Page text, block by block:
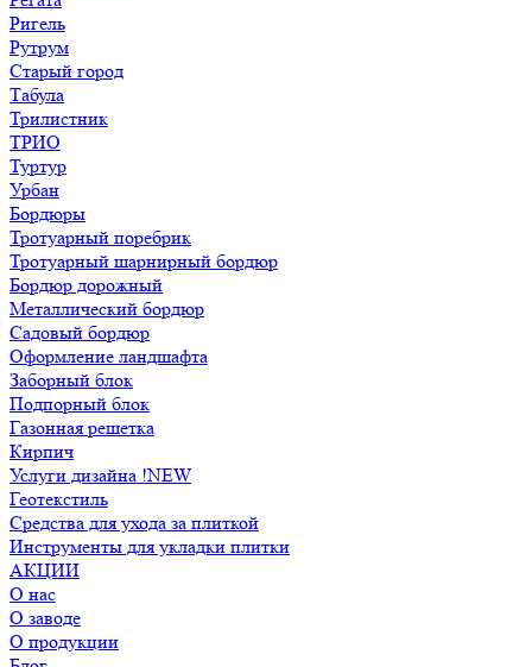
Ригель
Рутрум
Старый город
Табула
Трилистник
ТРИО
Туртур
Урбан
Бордюры
Тротуарный поребрик
Тротуарный шарнирный бордюр
Бордюр дорожный
Металлический бордюр
Садовый бордюр
Оформление ландшафта
Заборный блок
Подпорный блок
Газонная решетка
Кирпич
Услуги дизайна !NEW
Геотекстиль
Средства для ухода за плиткой
Инструменты для укладки плитки
АКЦИИ
О нас
О заводе
О продукции